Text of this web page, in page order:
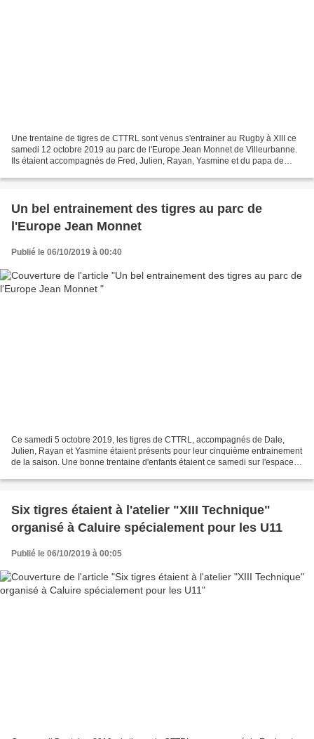
Une trentaine de tigres de CTTRL sont venus s'entrainer au Rugby à XIII ce
samedi 12 octobre 2019 au parc de l'Europe Jean Monnet de Villeurbanne.
Ils étaient accompagnés de Fred, Julien, Rayan, Yasmine et du papa de
Un bel entrainement des tigres au parc de
l'Europe Jean Monnet
Publié le 06/10/2019 à 00:40
Ce samedi 5 octobre 2019, les tigres de CTTRL, accompagnés de Dale,
Julien, Rayan et Yasmine étaient présents pour leur cinquième entrainement
de la saison. Une bonne trentaine d'enfants étaient ce samedi sur l'espace
Six tigres étaient à l'atelier "XIII Technique"
organisé à Caluire spécialement pour les U11
Publié le 06/10/2019 à 00:05